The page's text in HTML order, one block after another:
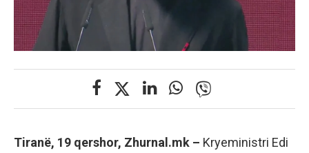
Tiranë, 19 qershor, Zhurnal.mk – Kryeministri Edi